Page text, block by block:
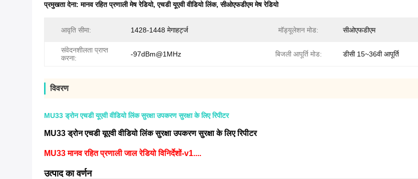
प्रमुखता देना:मानव रहित प्रणाली मेष रेडियो,एचडी यूएवी वीडियो लिंक,सीओएफडीएम मेष रेडियो
आवृति सीमा: 1428-1448 मेगाहर्ट्ज मॉड्यूलेशन मोड: सीओएफडीएम
संवेदनशीलता प्राप्त
करना:
-97dBm@1MHz बिजली आपूर्ति मोड: डीसी 15~36वी आपूर्ति
विवरण
MU33 ड्रोन एचडी यूएवी वीडियो लिंक सुरक्षा उपकरण सुरक्षा के लिए रिपीटर
MU33 ड्रोन एचडी यूएवी वीडियो लिंक सुरक्षा उपकरण सुरक्षा के लिए रिपीटर
MU33 मानव रहित प्रणाली जाल रेडियो विनिर्देशों-v1....
उत्पाद का वर्णन